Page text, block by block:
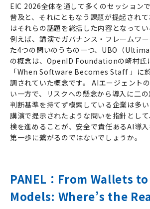
EIC 2026全体を通して多くのセッション
普及と、それにともなう課題が提起され
はそれらの話題を総括した内容となってい
例えば、講演でガバナンス・フレームワ
た4つの問いのうちの一つ、UBO（
の概念は、OpenID Foundationの崎村氏
「When Software Becomes Staff 」に
調されていた概念です。 AIエージェント
い一方で、リスクへの懸念から導入に二
判断基準を持てず模索している企業は多
講演で提示されたような問いを指針とし
検を進めることが、安全で責任あるAI導
第一歩に繋がるのではないでしょうか。
PANEL：From Wallets
Models: Where’s the